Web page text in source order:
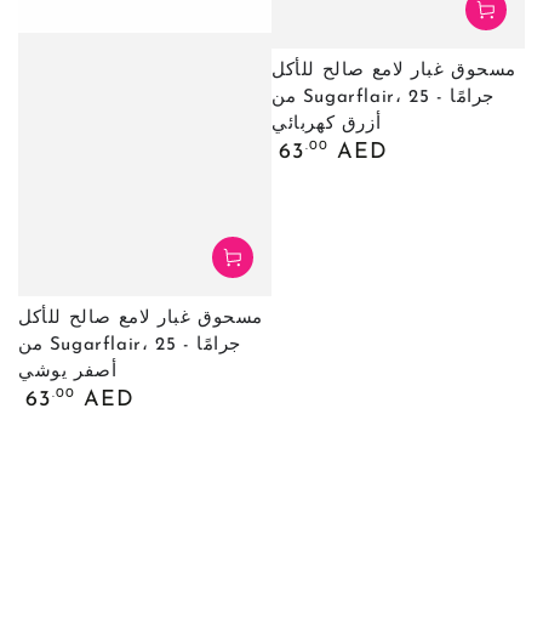
مسحوق غبار لامع صالح للأكل
من Sugarflair، 25 جرامًا -
أصفر يوشي
السعر
63.00 AED
مسحوق غبار لامع صالح للأكل
من Sugarflair، 25 جرامًا -
أزرق كهربائي
السعر
63.00 AED